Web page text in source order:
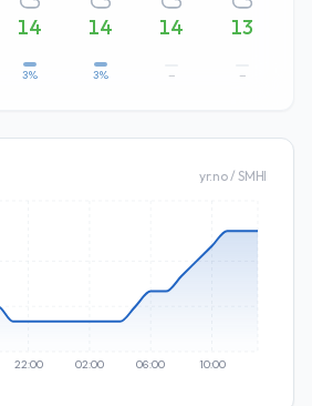
14
3%
14
3%
14
–
13
–
yr.no / SMHI
22:00 02:00 06:00 10:00